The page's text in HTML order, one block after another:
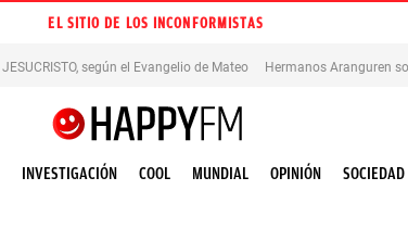
EL SITIO DE LOS INCONFORMISTAS
JESUCRISTO, según el Evangelio de Mateo Hermanos Aranguren
INVESTIGACIÓN COOL MUNDIAL OPINIÓN SOCIEDAD